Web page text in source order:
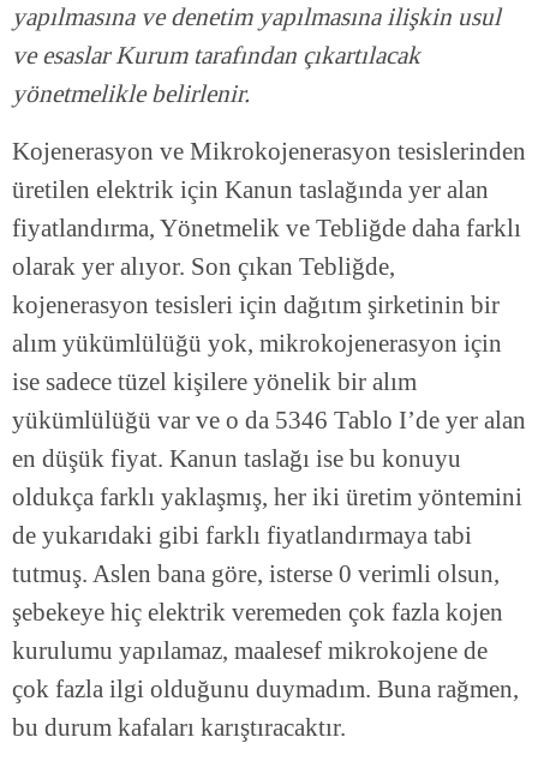
yapılmasına ve denetim yapılmasına ilişkin usul
ve esaslar Kurum tarafından çıkartılacak
yönetmelikle belirlenir.
Kojenerasyon ve Mikrokojenerasyon tesislerinden
üretilen elektrik için Kanun taslağında yer alan
fiyatlandırma, Yönetmelik ve Tebliğde daha farklı
olarak yer alıyor. Son çıkan Tebliğde,
kojenerasyon tesisleri için dağıtım şirketinin bir
alım yükümlülüğü yok, mikrokojenerasyon için
ise sadece tüzel kişilere yönelik bir alım
yükümlülüğü var ve o da 5346 Tablo I’de yer alan
en düşük fiyat. Kanun taslağı ise bu konuyu
oldukça farklı yaklaşmış, her iki üretim yöntemini
de yukarıdaki gibi farklı fiyatlandırmaya tabi
tutmuş. Aslen bana göre, isterse 0 verimli olsun,
şebekeye hiç elektrik veremeden çok fazla kojen
kurulumu yapılamaz, maalesef mikrokojene de
çok fazla ilgi olduğunu duymadım. Buna rağmen,
bu durum kafaları karıştıracaktır.